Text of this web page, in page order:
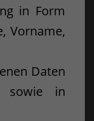
in Form
Vorname,
Daten
sowie in